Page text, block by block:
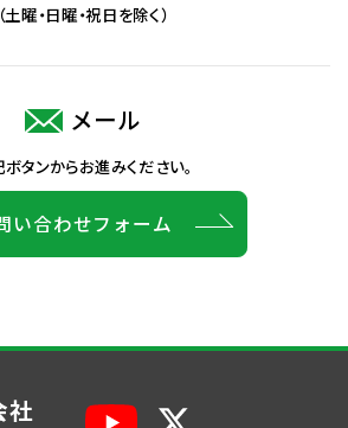
（土曜・日曜・祝日を除く）
メール
タンからお進みください。
い合わせフォーム
社